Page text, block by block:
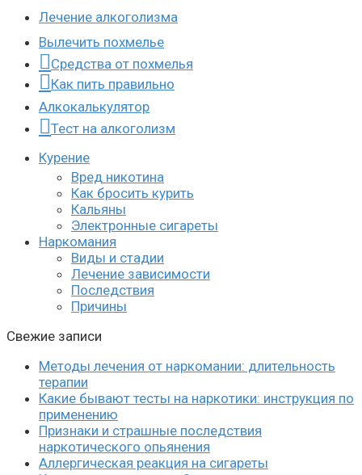
Лечение алкоголизма
Вылечить похмелье
Средства от похмелья
Как пить правильно
Алкокалькулятор
Тест на алкоголизм
Курение
Вред никотина
Как бросить курить
Кальяны
Электронные сигареты
Наркомания
Виды и стадии
Лечение зависимости
Последствия
Причины
Свежие записи
Методы лечения от наркомании: длительность
терапии
Какие бывают тесты на наркотики: инструкция по
применению
Признаки и страшные последствия
наркотического опьянения
Аллергическая реакция на сигареты